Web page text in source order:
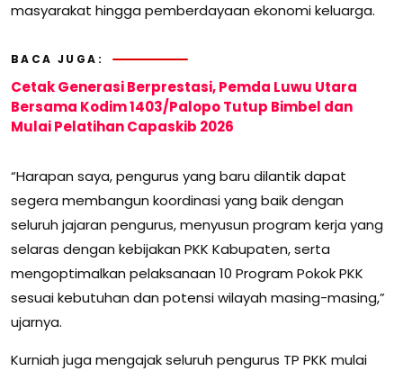
masyarakat hingga pemberdayaan ekonomi keluarga.
BACA JUGA:
Cetak Generasi Berprestasi, Pemda Luwu Utara
Bersama Kodim 1403/Palopo Tutup Bimbel dan
Mulai Pelatihan Capaskib 2026
“Harapan saya, pengurus yang baru dilantik dapat
segera membangun koordinasi yang baik dengan
seluruh jajaran pengurus, menyusun program kerja yang
selaras dengan kebijakan PKK Kabupaten, serta
mengoptimalkan pelaksanaan 10 Program Pokok PKK
sesuai kebutuhan dan potensi wilayah masing-masing,”
ujarnya.
Kurniah juga mengajak seluruh pengurus TP PKK mulai